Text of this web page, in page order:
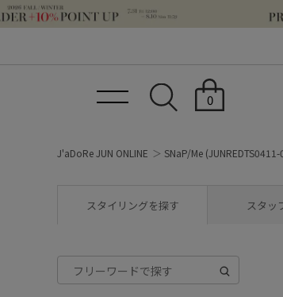
0
J'aDoRe JUN ONLINE SNaP/Me
スタイリングを探す スタッ